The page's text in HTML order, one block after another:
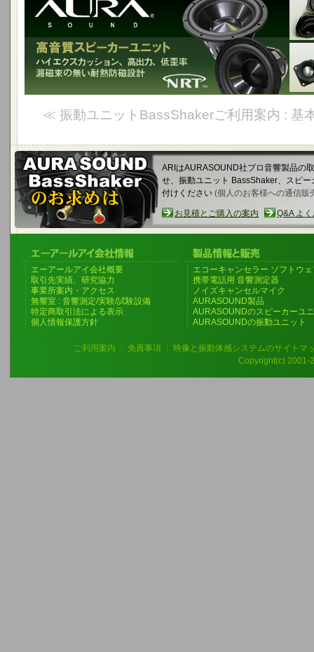
≪ 振動ユニットBassShakerご利用案内 : 基
ARIはAURASOUND社プロ音響製品の
せ、振動ユニット BassShaker、スピ
付けください (個人のお客様への通信販
お見積とご購入の案内 Q&A よ
エーアールアイ会社概要
取引先実績、研究協力
事業所案内・アクセス
無響室 : 音響測定/実験/試験設備
特定商取引法による表示
個人情報保護方針
エコーキャンセラー ソフトウ
携帯電話用 音響測定器
ノイズキャンセルマイク
AURASOUND製品
AURASOUNDのスピーカーユ
AURASOUNDの振動ユニット
ご利用案内 免責事項
映像と振動体感システムのサイトマ
Copyright(c) 2001-